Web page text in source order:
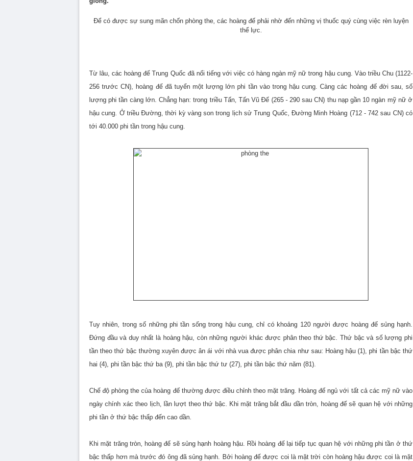
Để có được sự sung mãn chốn phòng the, các hoàng đế phải nhờ đến những vị thuốc quý cùng việc rèn luyện
thể lực.
Từ lâu, các hoàng đế Trung Quốc đã nổi tiếng với việc có hàng ngàn mỹ nữ trong hậu cung. Vào triều Chu (1122-
256 trước CN), hoàng đế đã tuyển một lượng lớn phi tần vào trong hậu cung. Càng các hoàng đế đời sau, số
lượng phi tần càng lớn. Chẳng hạn: trong triều Tấn, Tấn Vũ Đế (265 - 290 sau CN) thu nạp gần 10 ngàn mỹ nữ ở
hậu cung. Ở triều Đường, thời kỳ vàng son trong lịch sử Trung Quốc, Đường Minh Hoàng (712 - 742 sau CN) có
tới 40.000 phi tần trong hậu cung.
Tuy nhiên, trong số những phi tần sống trong hậu cung, chỉ có khoảng 120 người được hoàng đế sủng hạnh.
Đứng đầu và duy nhất là hoàng hậu, còn những người khác được phân theo thứ bậc. Thứ bậc và số lượng phi
tần theo thứ bậc thường xuyên được ân ái với nhà vua được phân chia như sau: Hoàng hậu (1), phi tần bậc thứ
hai (4), phi tần bậc thứ ba (9), phi tần bậc thứ tư (27), phi tần bậc thứ năm (81).
Chế độ phòng the của hoàng đế thường được điều chỉnh theo mặt trăng. Hoàng đế ngủ với tất cả các mỹ nữ vào
ngày chính xác theo lịch, lần lượt theo thứ bậc. Khi mặt trăng bắt đầu dần tròn, hoàng đế sẽ quan hệ với những
phi tần ở thứ bậc thấp đến cao dần.
Khi mặt trăng tròn, hoàng đế sẽ sủng hạnh hoàng hậu. Rồi hoàng đế lại tiếp tục quan hệ với những phi tần ở thứ
bậc thấp hơn mà trước đó ông đã sủng hạnh. Bởi hoàng đế được coi là mặt trời còn hoàng hậu được coi là mặt